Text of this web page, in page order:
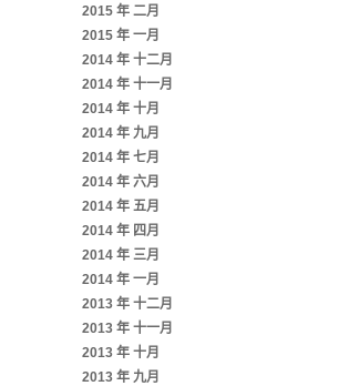
2015 年 二月
2015 年 一月
2014 年 十二月
2014 年 十一月
2014 年 十月
2014 年 九月
2014 年 七月
2014 年 六月
2014 年 五月
2014 年 四月
2014 年 三月
2014 年 一月
2013 年 十二月
2013 年 十一月
2013 年 十月
2013 年 九月